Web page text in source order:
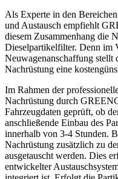
Als Experte in den
und Austausch empfiehlt
diesem Zusammenhang die
Dieselpartikelfilter. Denn im
Neuwagenanschaffung stellt
Nachrüstung eine
Im Rahmen der
Nachrüstung durch
Fahrzeugdaten geprüft, ob
anschließende Einbau des
innerhalb von 3-4 Stunden.
Nachrüstung zusätzlich zu
ausgetauscht werden. Dies
entwickelter